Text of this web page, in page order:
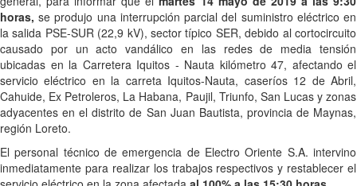
horas, se produjo una interrupción parcial del suministro eléctrico en
la salida PSE-SUR (22,9 kV), sector típico SER, debido al cortocircuito
causado por un acto vandálico en las redes de media tensión
ubicadas en la Carretera Iquitos - Nauta kilómetro 47, afectando el
servicio eléctrico en la carreta Iquitos-Nauta, caseríos 12 de Abril,
Cahuide, Ex Petroleros, La Habana, Paujil, Triunfo, San Lucas y zonas
adyacentes en el distrito de San Juan Bautista, provincia de Maynas,
región Loreto.
El personal técnico de emergencia de Electro Oriente S.A. intervino
inmediatamente para realizar los trabajos respectivos y restablecer el